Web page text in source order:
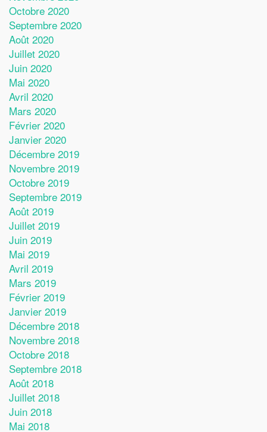
Octobre 2020
Septembre 2020
Août 2020
Juillet 2020
Juin 2020
Mai 2020
Avril 2020
Mars 2020
Février 2020
Janvier 2020
Décembre 2019
Novembre 2019
Octobre 2019
Septembre 2019
Août 2019
Juillet 2019
Juin 2019
Mai 2019
Avril 2019
Mars 2019
Février 2019
Janvier 2019
Décembre 2018
Novembre 2018
Octobre 2018
Septembre 2018
Août 2018
Juillet 2018
Juin 2018
Mai 2018